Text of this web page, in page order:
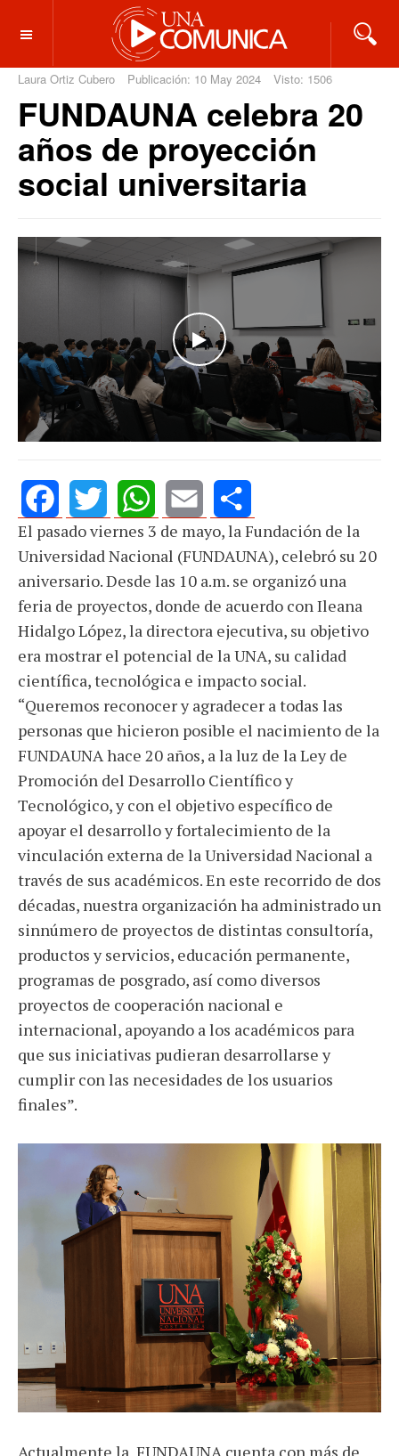
OFF CANVAS
Laura Ortiz Cubero Publicación: 10 May 2024 Visto: 1506
FUNDAUNA celebra 20
años de proyección
social universitaria
WATCH THE VIDEO
FacebookTwitterWhatsApp
Email Share
El pasado viernes 3 de mayo, la Fundación de la
Universidad Nacional (FUNDAUNA), celebró su 20
aniversario. Desde las 10 a.m. se organizó una
feria de proyectos, donde de acuerdo con Ileana
Hidalgo López, la directora ejecutiva, su objetivo
era mostrar el potencial de la UNA, su calidad
científica, tecnológica e impacto social.
“Queremos reconocer y agradecer a todas las
personas que hicieron posible el nacimiento de la
FUNDAUNA hace 20 años, a la luz de la Ley de
Promoción del Desarrollo Científico y
Tecnológico, y con el objetivo específico de
apoyar el desarrollo y fortalecimiento de la
vinculación externa de la Universidad Nacional a
través de sus académicos. En este recorrido de dos
décadas, nuestra organización ha administrado un
sinnúmero de proyectos de distintas consultoría,
productos y servicios, educación permanente,
programas de posgrado, así como diversos
proyectos de cooperación nacional e
internacional, apoyando a los académicos para
que sus iniciativas pudieran desarrollarse y
cumplir con las necesidades de los usuarios
finales”.
Actualmente la FUNDAUNA cuenta con más de